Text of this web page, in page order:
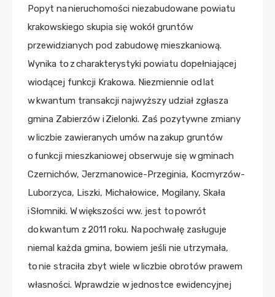
Popyt na nieruchomości niezabudowane powiatu
krakowskiego skupia się wokół gruntów
przewidzianych pod zabudowę mieszkaniową.
Wynika to z charakterystyki powiatu dopełniającej
wiodącej funkcji Krakowa. Niezmiennie od lat
w kwantum transakcji najwyższy udział zgłasza
gmina Zabierzów i Zielonki. Zaś pozytywne zmiany
w liczbie zawieranych umów na zakup gruntów
o funkcji mieszkaniowej obserwuje się w gminach
Czernichów, Jerzmanowice-Przeginia, Kocmyrzów-
Luborzyca, Liszki, Michałowice, Mogilany, Skała
i Słomniki. W większości ww. jest to powrót
do kwantum z 2011 roku. Na pochwałę zasługuje
niemal każda gmina, bowiem jeśli nie utrzymała,
to nie straciła zbyt wiele w liczbie obrotów prawem
własności. Wprawdzie w jednostce ewidencyjnej